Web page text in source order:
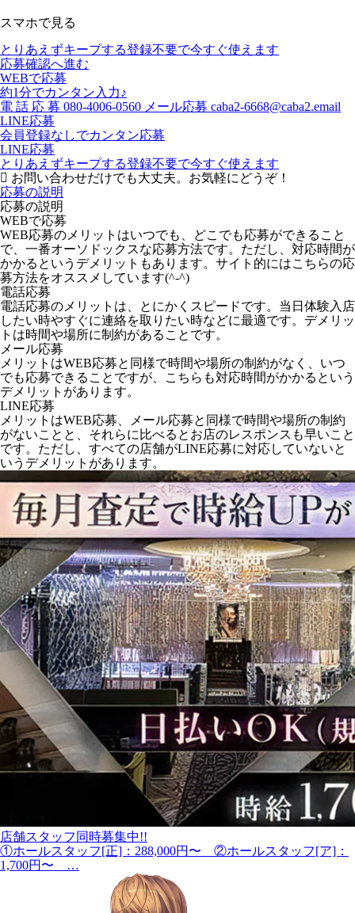
スマホで見る
とりあえずキープする登録不要で今すぐ使えます
応募確認へ進む
WEBで応募
約1分でカンタン入力♪
電 話 応 募 080-4006-0560 メール応募 caba2-6668@caba2.email
LINE応募
会員登録なしでカンタン応募
LINE応募
とりあえずキープする登録不要で今すぐ使えます
お問い合わせだけでも大丈夫。お気軽にどうぞ！
応募の説明
応募の説明
WEBで応募
WEB応募のメリットはいつでも、どこでも応募ができること
で、一番オーソドックスな応募方法です。ただし、対応時間が
かかるというデメリットもあります。サイト的にはこちらの応
募方法をオススメしています(^-^)
電話応募
電話応募のメリットは、とにかくスピードです。当日体験入店
したい時やすぐに連絡を取りたい時などに最適です。デメリッ
トは時間や場所に制約があることです。
メール応募
メリットはWEB応募と同様で時間や場所の制約がなく、いつ
でも応募できることですが、こちらも対応時間がかかるという
デメリットがあります。
LINE応募
メリットはWEB応募、メール応募と同様で時間や場所の制約
がないことと、それらに比べるとお店のレスポンスも早いこと
です。ただし、すべての店舗がLINE応募に対応していないと
いうデメリットがあります。
店舗スタッフ同時募集中!!
①ホールスタッフ[正]：288,000円〜 ②ホールスタッフ[ア]：
1,700円〜 …